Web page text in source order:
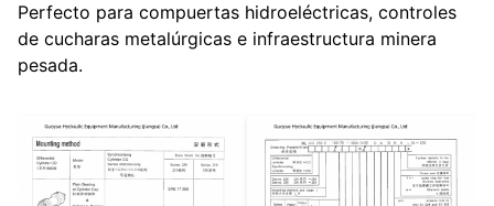
Perfecto para compuertas hidroeléctricas, controles
de cucharas metalúrgicas e infraestructura minera
pesada.